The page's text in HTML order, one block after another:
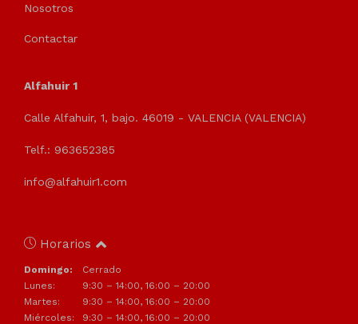
Nosotros
Contactar
Alfahuir 1
Calle Alfahuir, 1, bajo. 46019 - VALENCIA (VALENCIA)
Telf.: 963652385
info@alfahuir1.com
Horarios
Domingo:
Cerrado
Lunes:
9:30 – 14:00, 16:00 – 20:00
Martes:
9:30 – 14:00, 16:00 – 20:00
Miércoles:
9:30 – 14:00, 16:00 – 20:00